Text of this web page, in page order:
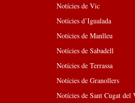
Notícies de Vic
Notícies d’Igualada
Notícies de Manlleu
Notícies de Sabadell
Notícies de Terrassa
Notícies de Granollers
Notícies de Sant Cugat del